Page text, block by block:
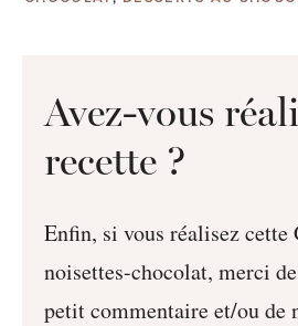
Avez-vous
recette ?
Enfin, si vous réalisez cette
noisettes-chocolat, merci
petit commentaire et/ou de